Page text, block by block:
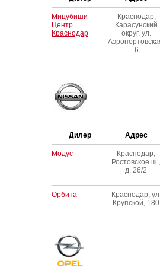
Мицубиши
Центр
Краснодар
Краснодар,
Карасунский
округ, ул.
6
Дилер Адрес
Модус
Краснодар,
Ростовское ш.,
д. 26/2
Орбита
Краснодар,
Крупской, 180